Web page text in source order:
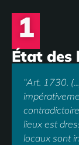
1
État des
“Art. 1730.
lieux est
locaux sont